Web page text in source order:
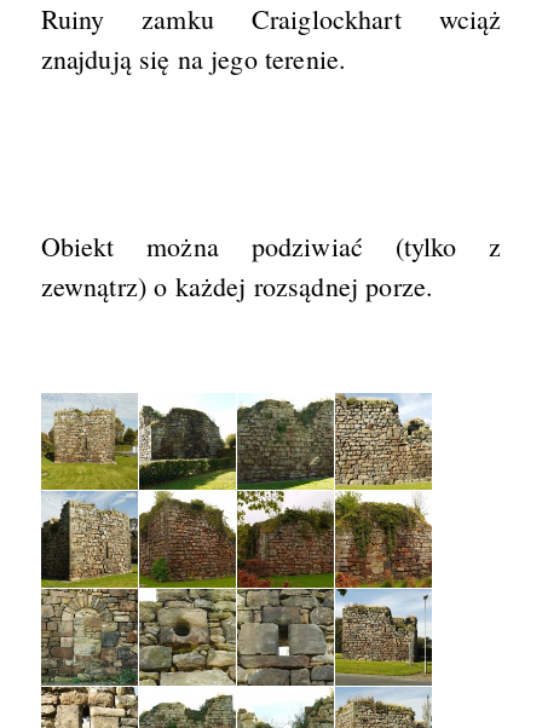
Ruiny zamku Craiglockhart wciąż
znajdują się na jego terenie.
Obiekt można podziwiać (tylko z
zewnątrz) o każdej rozsądnej porze.